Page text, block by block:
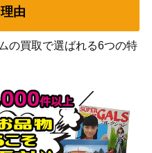
ダイ
のことが大大大大
きな100人の彼女）
撃の巨人）
ダイ
ードギアス 反逆の
8,000
由
の買取で選ばれる6つの特